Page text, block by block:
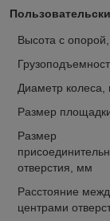
Высота с
Диаметр колеса,
Размер
Размер
отверстия, мм
Расстояние
центрами